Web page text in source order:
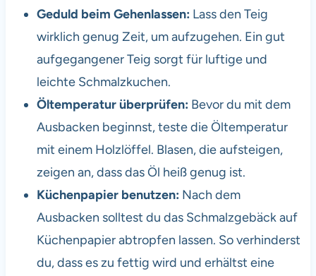
Geduld beim Gehenlassen: Lass den Teig
wirklich genug Zeit, um aufzugehen. Ein gut
aufgegangener Teig sorgt für luftige und
leichte Schmalzkuchen.
Öltemperatur überprüfen: Bevor du mit dem
Ausbacken beginnst, teste die Öltemperatur
mit einem Holzlöffel. Blasen, die aufsteigen,
zeigen an, dass das Öl heiß genug ist.
Küchenpapier benutzen: Nach dem
Ausbacken solltest du das Schmalzgebäck auf
Küchenpapier abtropfen lassen. So verhinderst
du, dass es zu fettig wird und erhältst eine